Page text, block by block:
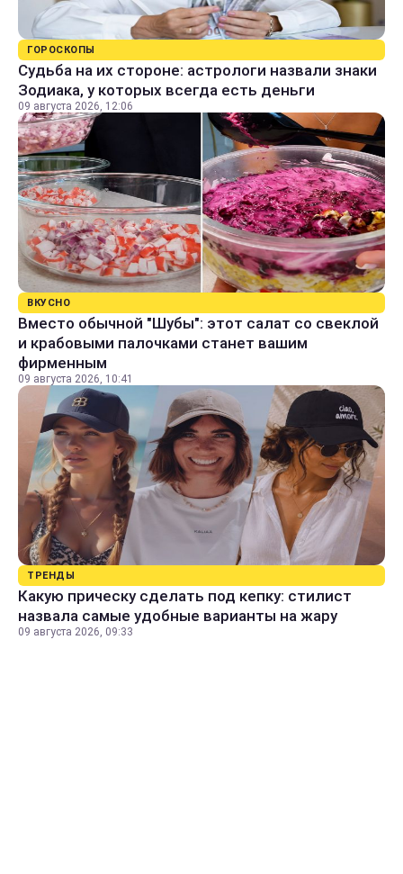
ГОРОСКОПЫ
Судьба на их стороне: астрологи назвали знаки
Зодиака, у которых всегда есть деньги
09 августа 2026, 12:06
ВКУСНО
Вместо обычной "Шубы": этот салат со свеклой
и крабовыми палочками станет вашим
фирменным
09 августа 2026, 10:41
ТРЕНДЫ
Какую прическу сделать под кепку: стилист
назвала самые удобные варианты на жару
09 августа 2026, 09:33